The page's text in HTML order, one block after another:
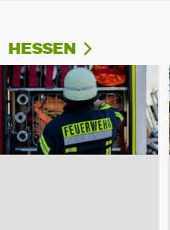
HESSEN